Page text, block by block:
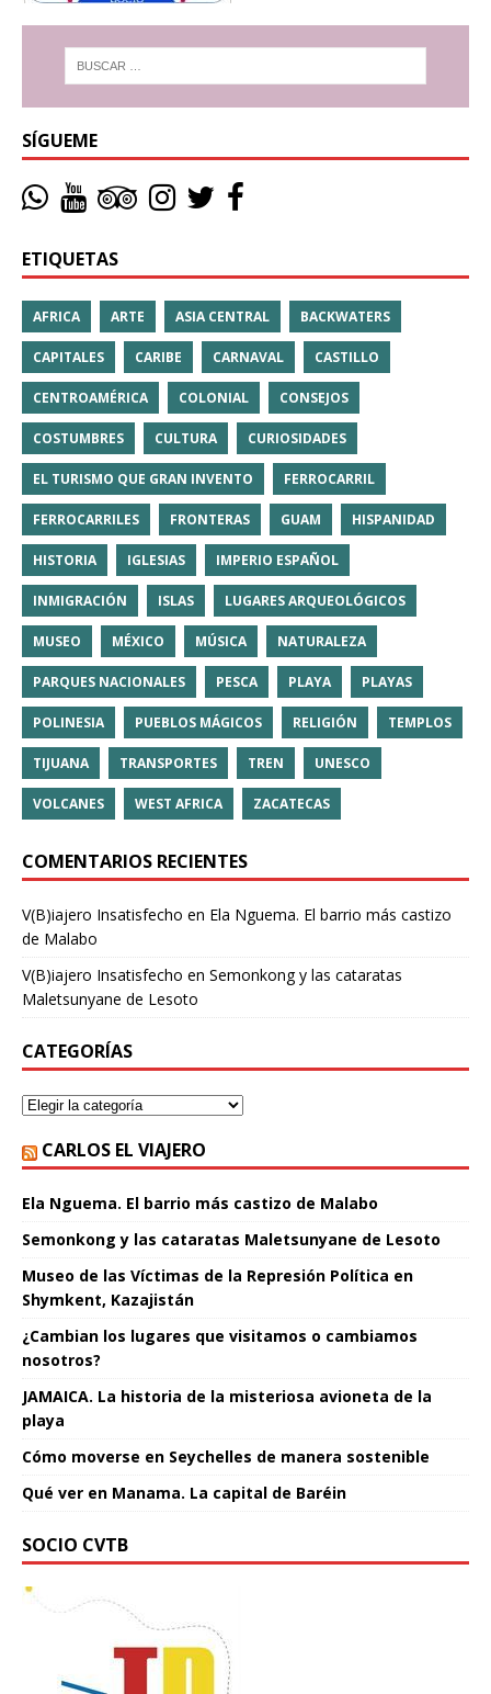
SÍGUEME
ETIQUETAS
AFRICA ARTE ASIA CENTRAL BACKWATERS
CAPITALES CARIBE CARNAVAL CASTILLO
CENTROAMÉRICA COLONIAL CONSEJOS
COSTUMBRES CULTURA CURIOSIDADES
EL TURISMO QUE GRAN INVENTO FERROCARRIL
FERROCARRILES FRONTERAS GUAM HISPANIDAD
HISTORIA IGLESIAS IMPERIO ESPAÑOL
INMIGRACIÓN ISLAS LUGARES ARQUEOLÓGICOS
MUSEO MÉXICO MÚSICA NATURALEZA
PARQUES NACIONALES PESCA PLAYA PLAYAS
POLINESIA PUEBLOS MÁGICOS RELIGIÓN TEMPLOS
TIJUANA TRANSPORTES TREN UNESCO
VOLCANES WEST AFRICA ZACATECAS
COMENTARIOS RECIENTES
V(B)iajero Insatisfecho en Ela Nguema. El barrio más castizo
de Malabo
V(B)iajero Insatisfecho en Semonkong y las cataratas
Maletsunyane de Lesoto
CATEGORÍAS
CARLOS EL VIAJERO
Ela Nguema. El barrio más castizo de Malabo
Semonkong y las cataratas Maletsunyane de Lesoto
Museo de las Víctimas de la Represión Política en
Shymkent, Kazajistán
¿Cambian los lugares que visitamos o cambiamos
nosotros?
JAMAICA. La historia de la misteriosa avioneta de la
playa
Cómo moverse en Seychelles de manera sostenible
Qué ver en Manama. La capital de Baréin
SOCIO CVTB